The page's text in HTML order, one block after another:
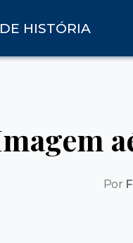
HISTÓRIA
Por